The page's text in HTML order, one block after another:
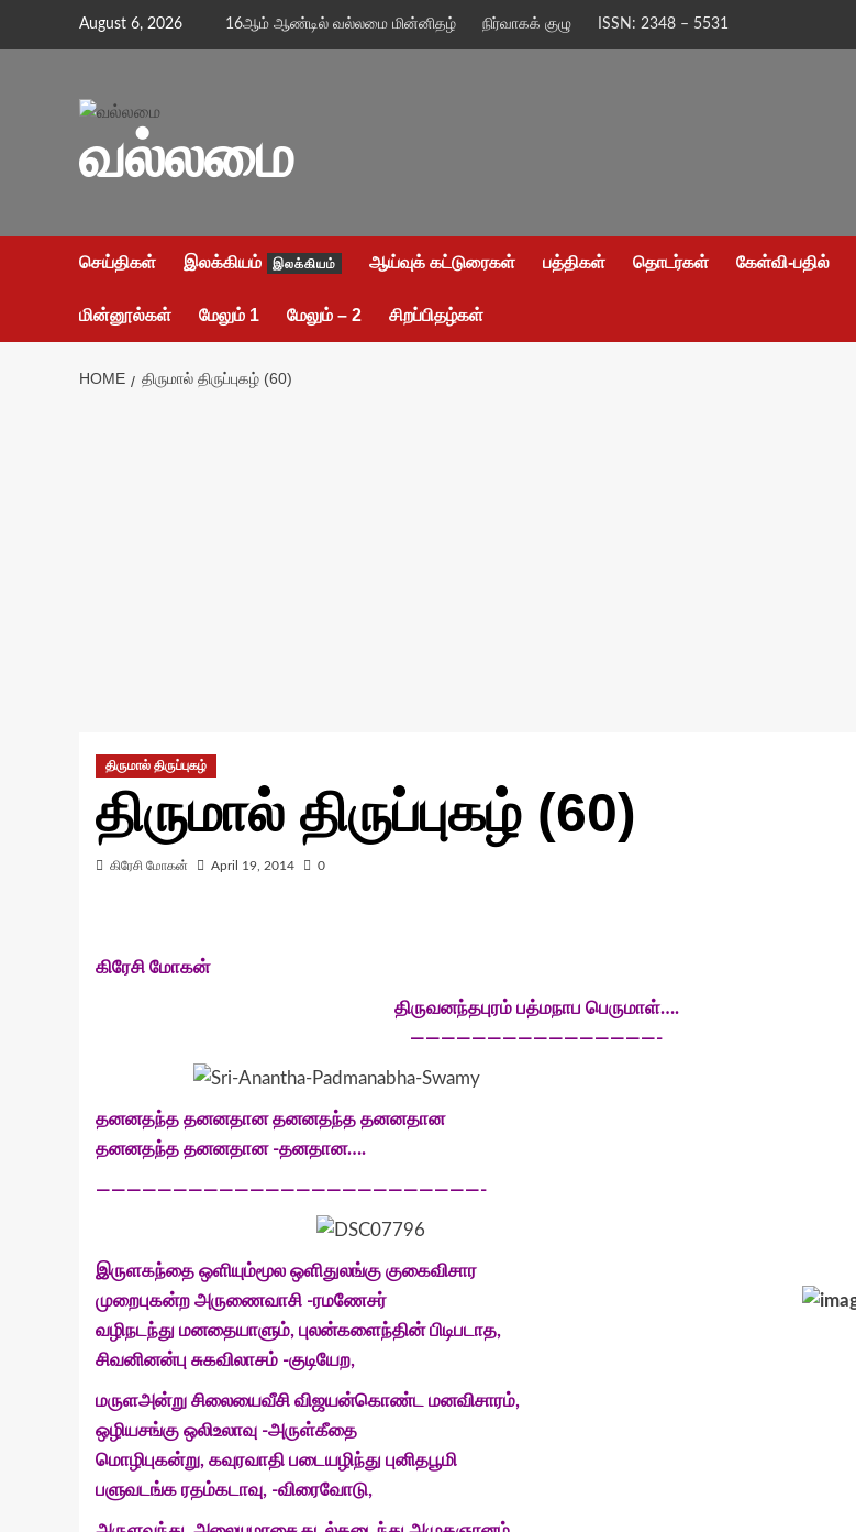
August 6, 2026 16ஆம் ஆண்டில் வல்லமை மின்னிதழ் நிர்வாகக் குழு ISSN: 2348 – 5531
வல்லமை
செய்திகள் இலக்கியம் இலக்கியம் ஆய்வுக் கட்டுரைகள் பத்திகள் தொடர்கள் கேள்வி-பதில்
மின்னூல்கள் மேலும் 1 மேலும் – 2 சிறப்பிதழ்கள்
HOME திருமால் திருப்புகழ் (60)
திருமால் திருப்புகழ்
திருமால் திருப்புகழ் (60)
கிரேசி மோகன் April 19, 2014 0
கிரேசி மோகன்
திருவனந்தபுரம் பத்மநாப பெருமாள்….
————————————————-
தனனதந்த தனனதான தனனதந்த தனனதான
தனனதந்த தனனதான -தனதான….
—————————————————————————-
இருளகந்தை ஒளியும்மூல ஒளிதுலங்கு குகைவிசார
முறைபுகன்ற அருணைவாசி -ரமணேசர்
வழிநடந்து மனதையாளும், புலன்களைந்தின் பிடிபடாத,
சிவனினன்பு சுகவிலாசம் -குடியேற,
மருளஅன்று சிலையைவீசி விஜயன்கொண்ட மனவிசாரம்,
ஒழியசங்கு ஒலிஉலாவு -அருள்கீதை
மொழிபுகன்று, கவுரவாதி படையழிந்து புனிதபூமி
பளுவடங்க ரதம்கடாவு, -விரைவோடு,